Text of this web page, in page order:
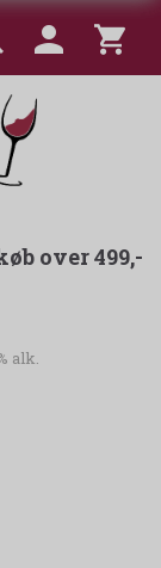
over 499,-
alk.